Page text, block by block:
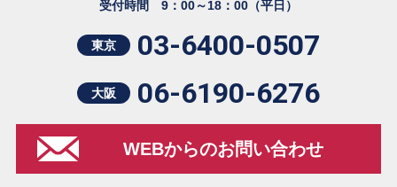
受付時間 9：00～18：00（平日）
東京 03-6400-0507
大阪 06-6190-6276
WEBからのお問い合わせ